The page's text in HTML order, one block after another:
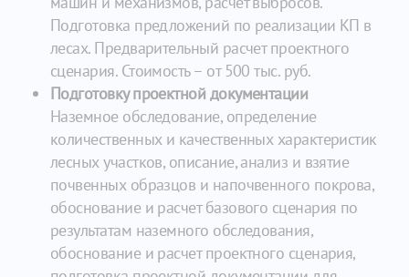
Подготовка предложений по реализации КП в
лесах. Предварительный расчет проектного
сценария. Стоимость – от 500 тыс. руб.
Подготовку проектной документации
Наземное обследование, определение
количественных и качественных характеристик
лесных участков, описание, анализ и взятие
почвенных образцов и напочвенного покрова,
обоснование и расчет базового сценария по
результатам наземного обследования,
обоснование и расчет проектного сценария,